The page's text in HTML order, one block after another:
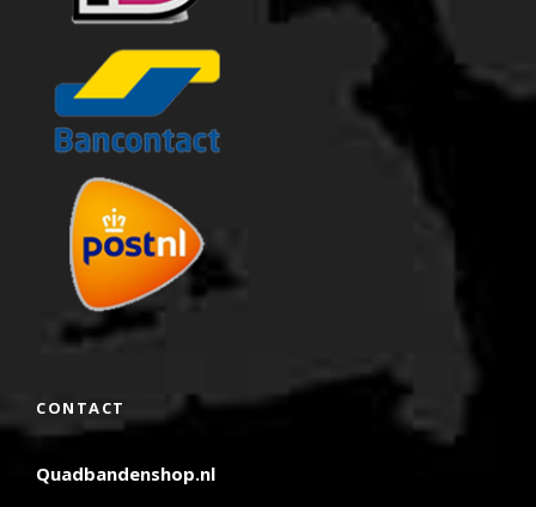
CONTACT
Quadbandenshop.nl